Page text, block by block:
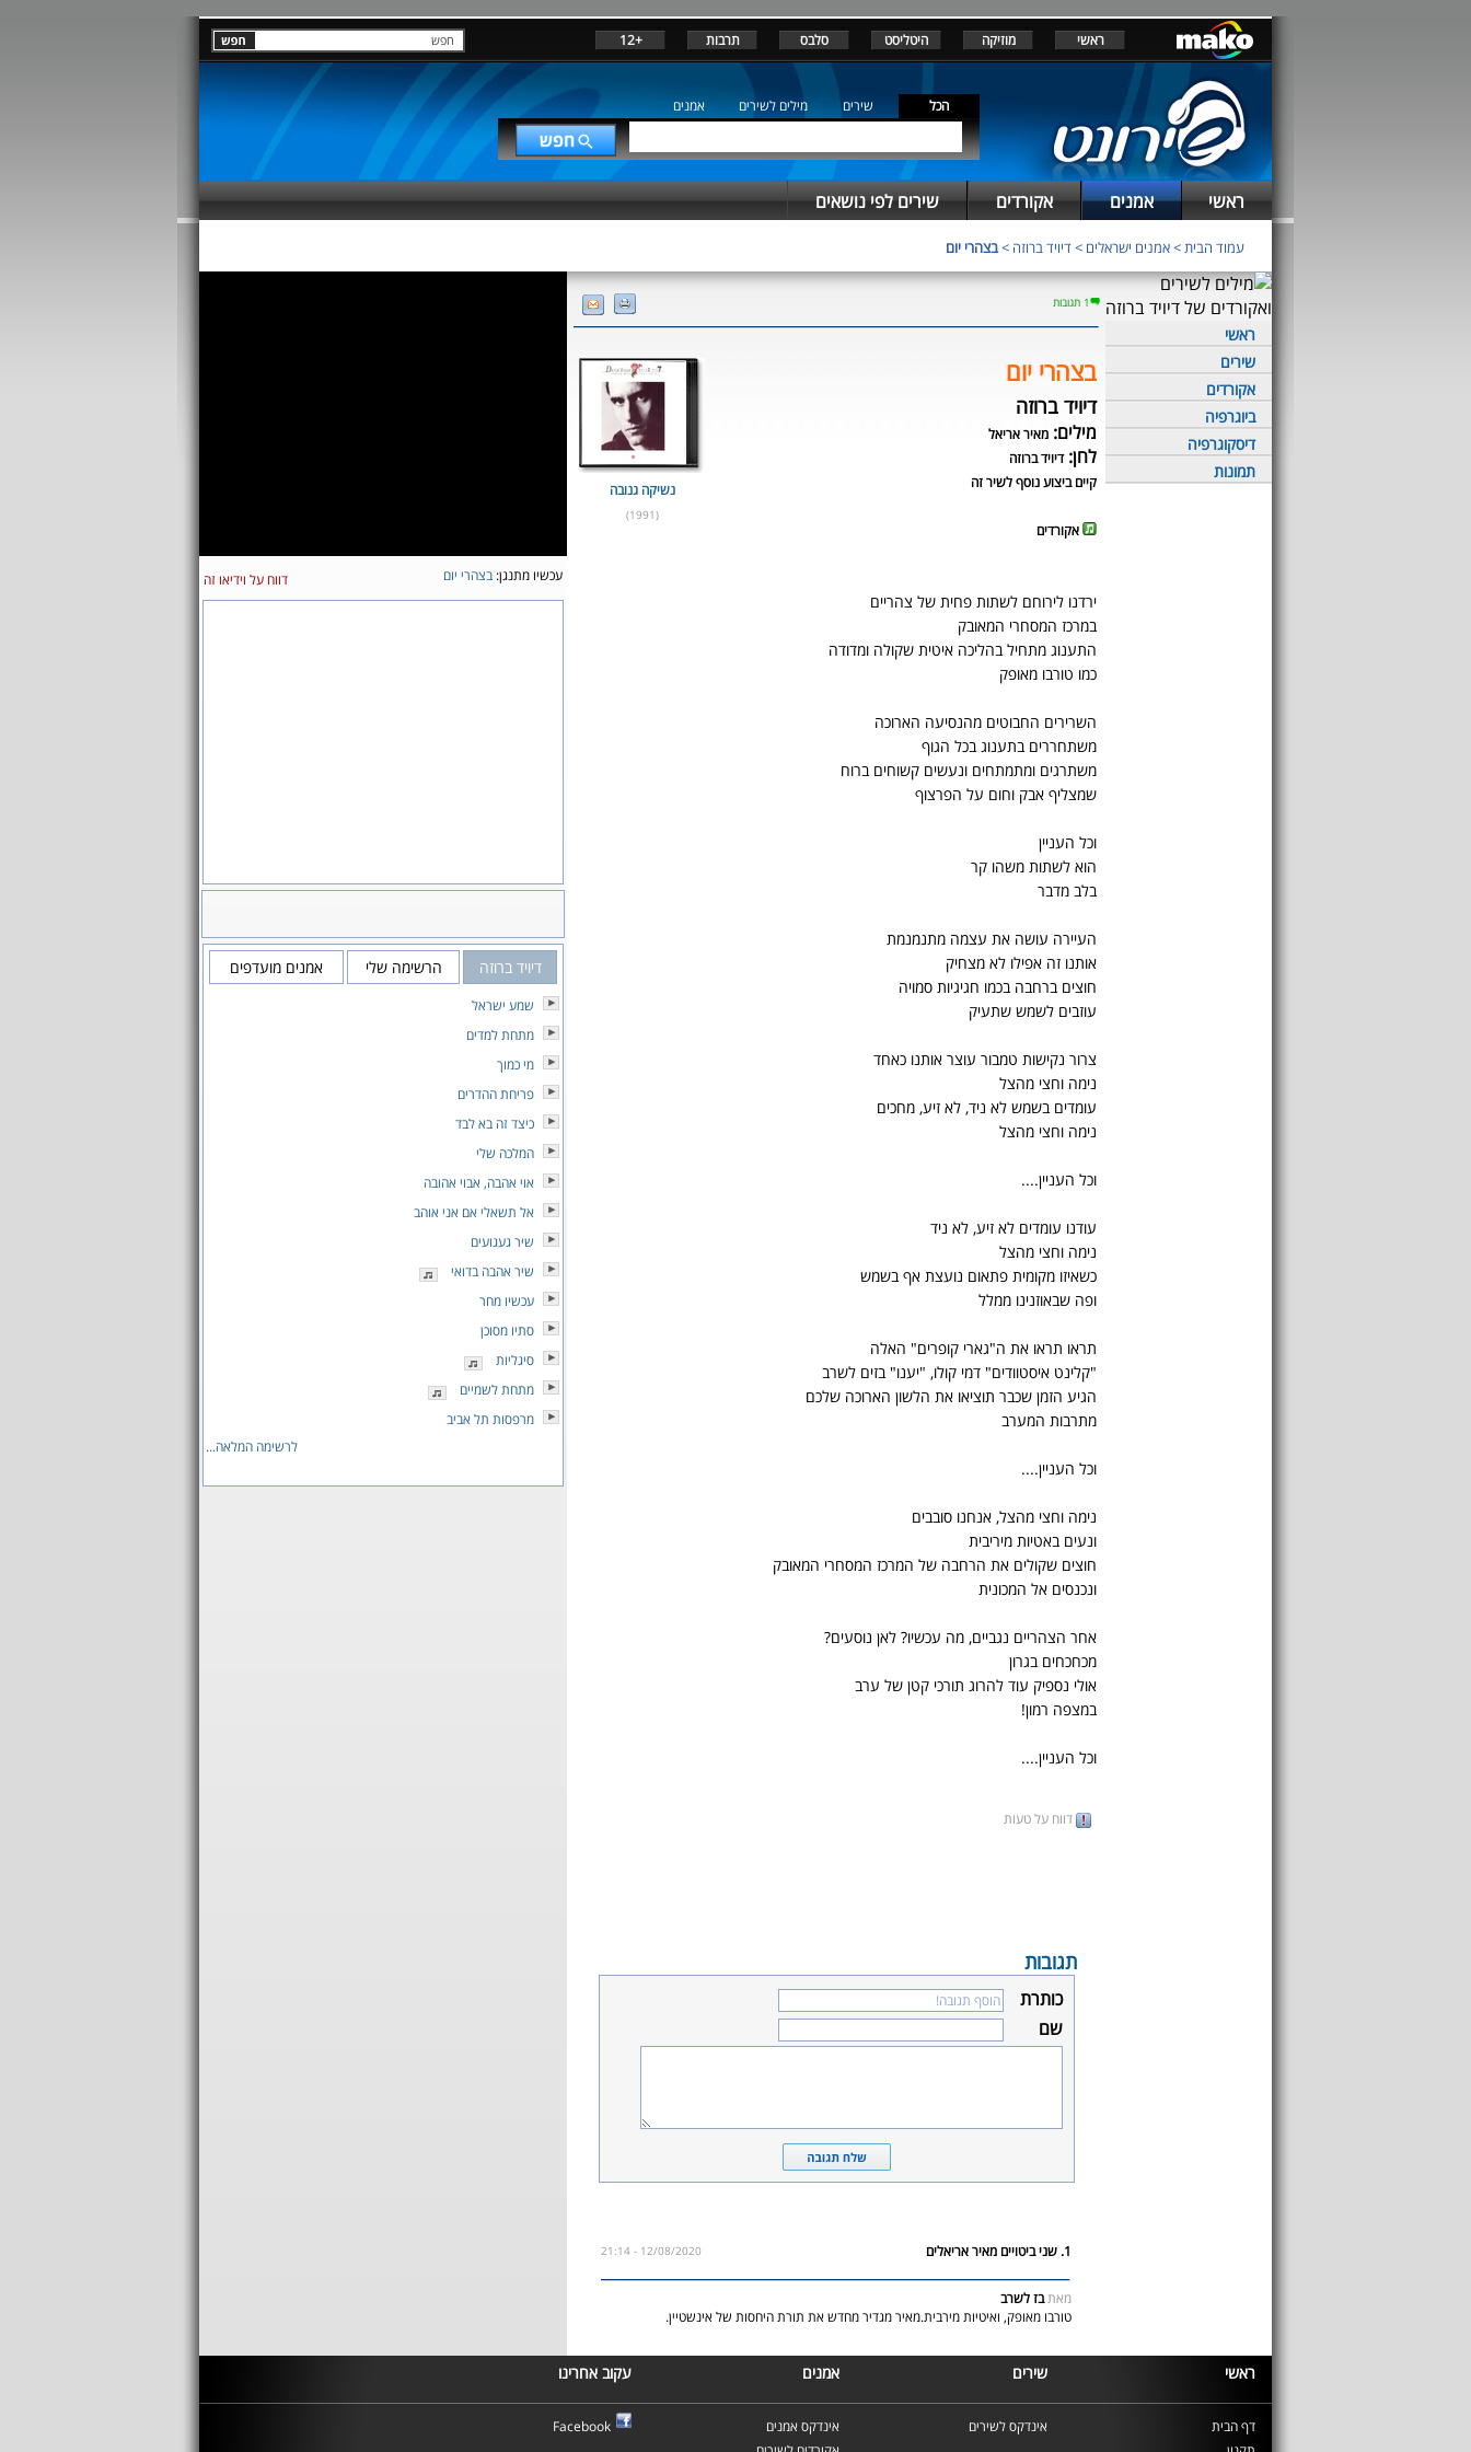
ראשי מוזיקה היטליסט סלבס תרבות +12
הכל שירים מילים לשירים אמנים
ראשי אמנים אקורדים שירים לפי נושאים
עמוד הבית>אמנים ישראלים >דיויד ברוזה >בצהרי יום
ראשי
שירים
אקורדים
ביוגרפיה
דיסקוגרפיה
תמונות
1 תגובות
בצהרי יום
דיויד ברוזה
מילים: מאיר אריאל
לחן:דיויד ברוזה
קיים ביצוע נוסף לשיר זה
אקורדים
ירדנו לירוחם לשתות פחית של צהריים
במרכז המסחרי המאובק
התענוג מתחיל בהליכה איטית שקולה ומדודה
כמו טורבו מאופק
השרירים החבוטים מהנסיעה הארוכה
משתחררים בתענוג בכל הגוף
משתרגים ומתמתחים ונעשים קשוחים ברוח
שמצליף אבק וחום על הפרצוף
וכל העניין
הוא לשתות משהו קר
בלב מדבר
העיירה עושה את עצמה מתנמנמת
אותנו זה אפילו לא מצחיק
חוצים ברחבה בכמו חגיגיות סמויה
עוזבים לשמש שתעיק
צרור נקישות טמבור עוצר אותנו כאחד
נימה וחצי מהצל
עומדים בשמש לא ניד, לא זיע, מחכים
נימה וחצי מהצל
וכל העניין....
עודנו עומדים לא זיע, לא ניד
נימה וחצי מהצל
כשאיזו מקומית פתאום נועצת אף בשמש
ופה שבאוזנינו ממלל
תראו תראו את ה"גארי קופרים" האלה
"קלינט איסטוודים" דמי קולו, "יענו" בזים לשרב
הגיע הזמן שכבר תוציאו את הלשון הארוכה שלכם
מתרבות המערב
וכל העניין....
נימה וחצי מהצל, אנחנו סובבים
ונעים באטיות מיריבית
חוצים שקולים את הרחבה של המרכז המסחרי המאובק
ונכנסים אל המכונית
אחר הצהריים נגביים, מה עכשיו? לאן נוסעים?
מכחכחים בגרון
אולי נספיק עוד להרוג תורכי קטן של ערב
במצפה רמון!
וכל העניין....
נשיקה גנובה
(1991)
דווח על טעות
תגובות
כותרת
שם
1. שני ביטויים מאיר אריאלים 12/08/2020 - 21:14
מאתבז לשרב
טורבו מאופק, ואיטיות מירבית.מאיר מגדיר מחדש את תורת היחסות של אינשטיין.
עכשיו מתנגן: בצהרי יום דווח על וידיאו זה
דיויד ברוזה הרשימה שלי אמנים מועדפים
שמע ישראל
מתחת למדים
מי כמוך
פריחת ההדרים
כיצד זה בא לבד
המלכה שלי
אוי אהבה, אבוי אהובה
אל תשאלי אם אני אוהב
שיר געגועים
שיר אהבה בדואי
עכשיו מחר
סתיו מסוכן
סיגליות
מתחת לשמיים
מרפסות תל אביב
לרשימה המלאה...
ראשי שירים אמנים עקוב אחרינו
דף הבית
אינדקס לשירים
אינדקס אמנים
Facebook